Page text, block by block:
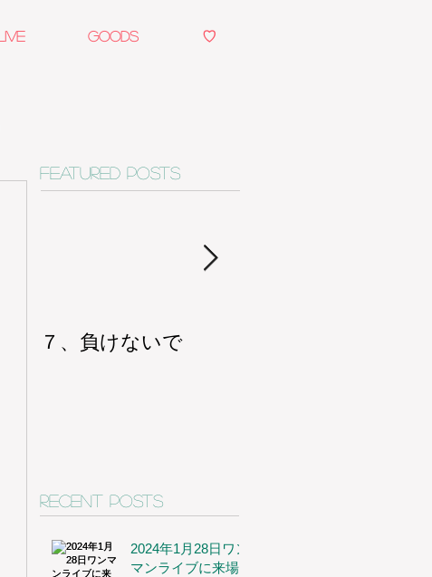
Live Goods ♡
Featured Posts
７、負けないで
Recent Posts
2024年1月28日ワン
マンライブに来場